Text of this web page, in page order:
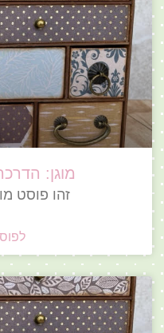
מוגן:
זהו פוסט